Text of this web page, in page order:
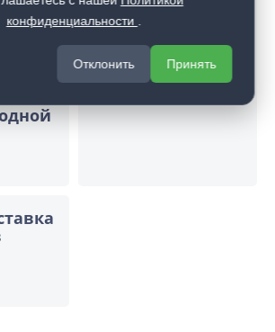
Скрытый бонус -
выгода до 15% на
комплект
скрытых дверей
конфиденциальности
Отклонить Принять